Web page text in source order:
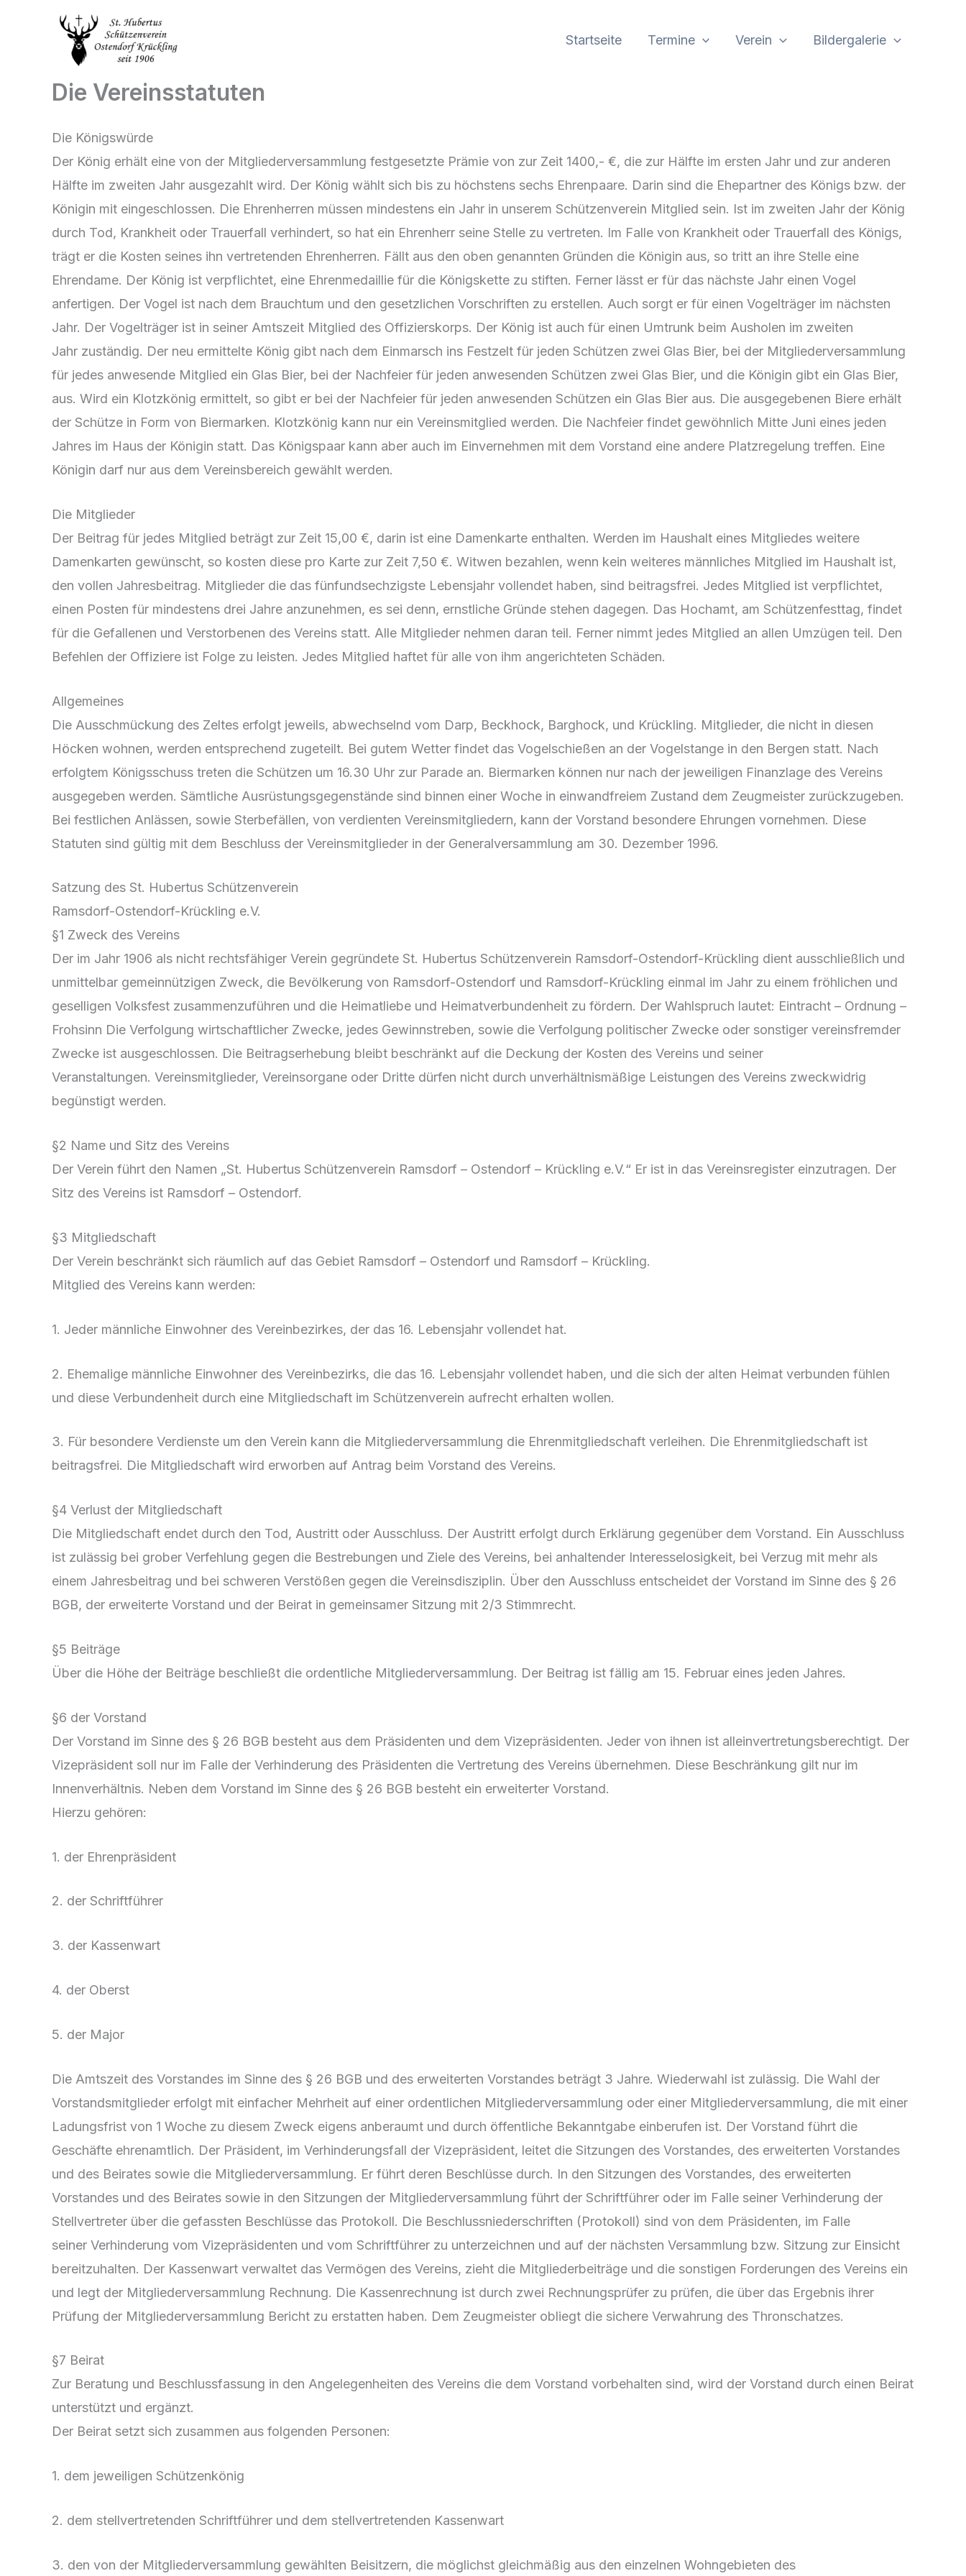
Startseite Termine Verein Bildergalerie
Die Vereinsstatuten
Die Königswürde
Der König erhält eine von der Mitgliederversammlung festgesetzte Prämie von zur Zeit 1400,- €, die zur Hälfte im ersten Jahr und zur anderen
Hälfte im zweiten Jahr ausgezahlt wird. Der König wählt sich bis zu höchstens sechs Ehrenpaare. Darin sind die Ehepartner des Königs bzw. der
Königin mit eingeschlossen. Die Ehrenherren müssen mindestens ein Jahr in unserem Schützenverein Mitglied sein. Ist im zweiten Jahr der König
durch Tod, Krankheit oder Trauerfall verhindert, so hat ein Ehrenherr seine Stelle zu vertreten. Im Falle von Krankheit oder Trauerfall des Königs,
trägt er die Kosten seines ihn vertretenden Ehrenherren. Fällt aus den oben genannten Gründen die Königin aus, so tritt an ihre Stelle eine
Ehrendame. Der König ist verpflichtet, eine Ehrenmedaillie für die Königskette zu stiften. Ferner lässt er für das nächste Jahr einen Vogel
anfertigen. Der Vogel ist nach dem Brauchtum und den gesetzlichen Vorschriften zu erstellen. Auch sorgt er für einen Vogelträger im nächsten
Jahr. Der Vogelträger ist in seiner Amtszeit Mitglied des Offizierskorps. Der König ist auch für einen Umtrunk beim Ausholen im zweiten
Jahr zuständig. Der neu ermittelte König gibt nach dem Einmarsch ins Festzelt für jeden Schützen zwei Glas Bier, bei der Mitgliederversammlung
für jedes anwesende Mitglied ein Glas Bier, bei der Nachfeier für jeden anwesenden Schützen zwei Glas Bier, und die Königin gibt ein Glas Bier,
aus. Wird ein Klotzkönig ermittelt, so gibt er bei der Nachfeier für jeden anwesenden Schützen ein Glas Bier aus. Die ausgegebenen Biere erhält
der Schütze in Form von Biermarken. Klotzkönig kann nur ein Vereinsmitglied werden. Die Nachfeier findet gewöhnlich Mitte Juni eines jeden
Jahres im Haus der Königin statt. Das Königspaar kann aber auch im Einvernehmen mit dem Vorstand eine andere Platzregelung treffen. Eine
Königin darf nur aus dem Vereinsbereich gewählt werden.
Die Mitglieder
Der Beitrag für jedes Mitglied beträgt zur Zeit 15,00 €, darin ist eine Damenkarte enthalten. Werden im Haushalt eines Mitgliedes weitere
Damenkarten gewünscht, so kosten diese pro Karte zur Zeit 7,50 €. Witwen bezahlen, wenn kein weiteres männliches Mitglied im Haushalt ist,
den vollen Jahresbeitrag. Mitglieder die das fünfundsechzigste Lebensjahr vollendet haben, sind beitragsfrei. Jedes Mitglied ist verpflichtet,
einen Posten für mindestens drei Jahre anzunehmen, es sei denn, ernstliche Gründe stehen dagegen. Das Hochamt, am Schützenfesttag, findet
für die Gefallenen und Verstorbenen des Vereins statt. Alle Mitglieder nehmen daran teil. Ferner nimmt jedes Mitglied an allen Umzügen teil. Den
Befehlen der Offiziere ist Folge zu leisten. Jedes Mitglied haftet für alle von ihm angerichteten Schäden.
Allgemeines
Die Ausschmückung des Zeltes erfolgt jeweils, abwechselnd vom Darp, Beckhock, Barghock, und Krückling. Mitglieder, die nicht in diesen
Höcken wohnen, werden entsprechend zugeteilt. Bei gutem Wetter findet das Vogelschießen an der Vogelstange in den Bergen statt. Nach
erfolgtem Königsschuss treten die Schützen um 16.30 Uhr zur Parade an. Biermarken können nur nach der jeweiligen Finanzlage des Vereins
ausgegeben werden. Sämtliche Ausrüstungsgegenstände sind binnen einer Woche in einwandfreiem Zustand dem Zeugmeister zurückzugeben.
Bei festlichen Anlässen, sowie Sterbefällen, von verdienten Vereinsmitgliedern, kann der Vorstand besondere Ehrungen vornehmen. Diese
Statuten sind gültig mit dem Beschluss der Vereinsmitglieder in der Generalversammlung am 30. Dezember 1996.
Satzung des St. Hubertus Schützenverein
Ramsdorf-Ostendorf-Krückling e.V.
§1 Zweck des Vereins
Der im Jahr 1906 als nicht rechtsfähiger Verein gegründete St. Hubertus Schützenverein Ramsdorf-Ostendorf-Krückling dient ausschließlich und
unmittelbar gemeinnützigen Zweck, die Bevölkerung von Ramsdorf-Ostendorf und Ramsdorf-Krückling einmal im Jahr zu einem fröhlichen und
geselligen Volksfest zusammenzuführen und die Heimatliebe und Heimatverbundenheit zu fördern. Der Wahlspruch lautet: Eintracht – Ordnung –
Frohsinn Die Verfolgung wirtschaftlicher Zwecke, jedes Gewinnstreben, sowie die Verfolgung politischer Zwecke oder sonstiger vereinsfremder
Zwecke ist ausgeschlossen. Die Beitragserhebung bleibt beschränkt auf die Deckung der Kosten des Vereins und seiner
Veranstaltungen. Vereinsmitglieder, Vereinsorgane oder Dritte dürfen nicht durch unverhältnismäßige Leistungen des Vereins zweckwidrig
begünstigt werden.
§2 Name und Sitz des Vereins
Der Verein führt den Namen „St. Hubertus Schützenverein Ramsdorf – Ostendorf – Krückling e.V.“ Er ist in das Vereinsregister einzutragen. Der
Sitz des Vereins ist Ramsdorf – Ostendorf.
§3 Mitgliedschaft
Der Verein beschränkt sich räumlich auf das Gebiet Ramsdorf – Ostendorf und Ramsdorf – Krückling.
Mitglied des Vereins kann werden:
1. Jeder männliche Einwohner des Vereinbezirkes, der das 16. Lebensjahr vollendet hat.
2. Ehemalige männliche Einwohner des Vereinbezirks, die das 16. Lebensjahr vollendet haben, und die sich der alten Heimat verbunden fühlen
und diese Verbundenheit durch eine Mitgliedschaft im Schützenverein aufrecht erhalten wollen.
3. Für besondere Verdienste um den Verein kann die Mitgliederversammlung die Ehrenmitgliedschaft verleihen. Die Ehrenmitgliedschaft ist
beitragsfrei. Die Mitgliedschaft wird erworben auf Antrag beim Vorstand des Vereins.
§4 Verlust der Mitgliedschaft
Die Mitgliedschaft endet durch den Tod, Austritt oder Ausschluss. Der Austritt erfolgt durch Erklärung gegenüber dem Vorstand. Ein Ausschluss
ist zulässig bei grober Verfehlung gegen die Bestrebungen und Ziele des Vereins, bei anhaltender Interesselosigkeit, bei Verzug mit mehr als
einem Jahresbeitrag und bei schweren Verstößen gegen die Vereinsdisziplin. Über den Ausschluss entscheidet der Vorstand im Sinne des § 26
BGB, der erweiterte Vorstand und der Beirat in gemeinsamer Sitzung mit 2/3 Stimmrecht.
§5 Beiträge
Über die Höhe der Beiträge beschließt die ordentliche Mitgliederversammlung. Der Beitrag ist fällig am 15. Februar eines jeden Jahres.
§6 der Vorstand
Der Vorstand im Sinne des § 26 BGB besteht aus dem Präsidenten und dem Vizepräsidenten. Jeder von ihnen ist alleinvertretungsberechtigt. Der
Vizepräsident soll nur im Falle der Verhinderung des Präsidenten die Vertretung des Vereins übernehmen. Diese Beschränkung gilt nur im
Innenverhältnis. Neben dem Vorstand im Sinne des § 26 BGB besteht ein erweiterter Vorstand.
Hierzu gehören:
1. der Ehrenpräsident
2. der Schriftführer
3. der Kassenwart
4. der Oberst
5. der Major
Die Amtszeit des Vorstandes im Sinne des § 26 BGB und des erweiterten Vorstandes beträgt 3 Jahre. Wiederwahl ist zulässig. Die Wahl der
Vorstandsmitglieder erfolgt mit einfacher Mehrheit auf einer ordentlichen Mitgliederversammlung oder einer Mitgliederversammlung, die mit einer
Ladungsfrist von 1 Woche zu diesem Zweck eigens anberaumt und durch öffentliche Bekanntgabe einberufen ist. Der Vorstand führt die
Geschäfte ehrenamtlich. Der Präsident, im Verhinderungsfall der Vizepräsident, leitet die Sitzungen des Vorstandes, des erweiterten Vorstandes
und des Beirates sowie die Mitgliederversammlung. Er führt deren Beschlüsse durch. In den Sitzungen des Vorstandes, des erweiterten
Vorstandes und des Beirates sowie in den Sitzungen der Mitgliederversammlung führt der Schriftführer oder im Falle seiner Verhinderung der
Stellvertreter über die gefassten Beschlüsse das Protokoll. Die Beschlussniederschriften (Protokoll) sind von dem Präsidenten, im Falle
seiner Verhinderung vom Vizepräsidenten und vom Schriftführer zu unterzeichnen und auf der nächsten Versammlung bzw. Sitzung zur Einsicht
bereitzuhalten. Der Kassenwart verwaltet das Vermögen des Vereins, zieht die Mitgliederbeiträge und die sonstigen Forderungen des Vereins ein
und legt der Mitgliederversammlung Rechnung. Die Kassenrechnung ist durch zwei Rechnungsprüfer zu prüfen, die über das Ergebnis ihrer
Prüfung der Mitgliederversammlung Bericht zu erstatten haben. Dem Zeugmeister obliegt die sichere Verwahrung des Thronschatzes.
§7 Beirat
Zur Beratung und Beschlussfassung in den Angelegenheiten des Vereins die dem Vorstand vorbehalten sind, wird der Vorstand durch einen Beirat
unterstützt und ergänzt.
Der Beirat setzt sich zusammen aus folgenden Personen:
1. dem jeweiligen Schützenkönig
2. dem stellvertretenden Schriftführer und dem stellvertretenden Kassenwart
3. den von der Mitgliederversammlung gewählten Beisitzern, die möglichst gleichmäßig aus den einzelnen Wohngebieten des